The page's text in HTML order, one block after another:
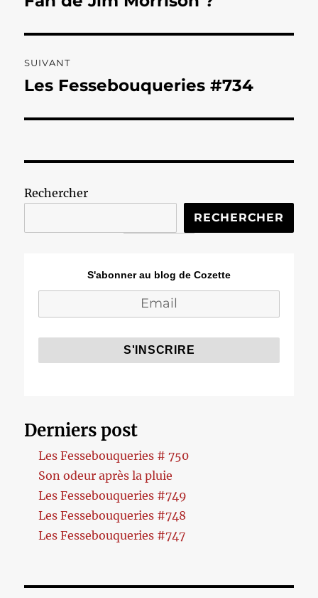
SUIVANT
Publication
Les Fessebouqueries #734
Rechercher
RECHERCHER
S'abonner au blog de Cozette
Derniers post
Les Fessebouqueries # 750
Son odeur après la pluie
Les Fessebouqueries #749
Les Fessebouqueries #748
Les Fessebouqueries #747